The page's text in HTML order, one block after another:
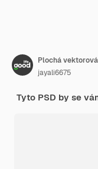
jayali6675
Tyto PSD by se